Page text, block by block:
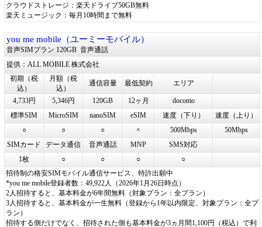
クラウドストレージ：楽天ドライブ50GB無料
楽天ミュージック：毎月10時間まで無料
you me mobile（ユーミーモバイル）
音声SIMプラン 120GB 音声通話
提供：ALL MOBILE 株式会社
初期（税
込）
月額（税
込）
通信容量 最低契約 エリア
4,733円 5,346円 120GB 12ヶ月
docomo
標準SIM
MicroSIM nanoSIM eSIM 速度（下り）
速度（上り）
○
○ ○ × 500Mbps
50Mbps
SIMカード
データ通信 音声通話 MNP
SMS対応
1枚
○ ○ ○
○
招待制の格安SIMモバイル通信サービス、特許出願中
*you me mobile登録者数：49,922人（2026年1月26日時点）
2人招待すると、基本料金が6年間無料（対象プラン：全プラン）
3人招待すると、基本料金が一生無料（登録から1年以内限定、対象プラン：全プ
ラン）
招待する側だけでなく、招待された側も基本料金が3ヵ月間1,100円（税込）で利